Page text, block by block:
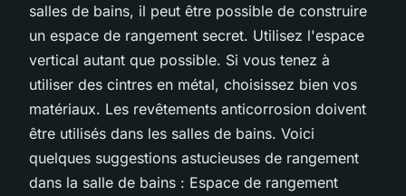
salles de bains, il peut être possible de construire
un espace de rangement secret. Utilisez l'espace
vertical autant que possible. Si vous tenez à
utiliser des cintres en métal, choisissez bien vos
matériaux. Les revêtements anticorrosion doivent
être utilisés dans les salles de bains. Voici
quelques suggestions astucieuses de rangement
dans la salle de bains : Espace de rangement